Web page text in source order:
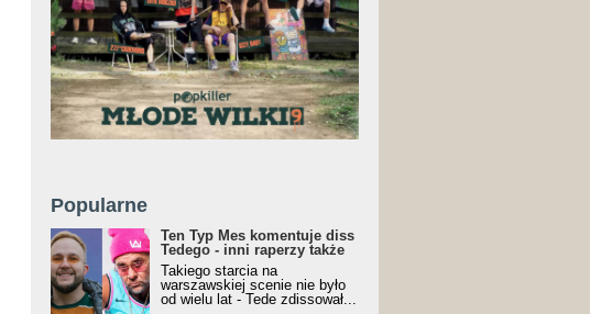
Popularne
Ten Typ Mes komentuje diss
Tedego - inni raperzy także
Takiego starcia na
warszawskiej scenie nie było
od wielu lat - Tede zdissował...